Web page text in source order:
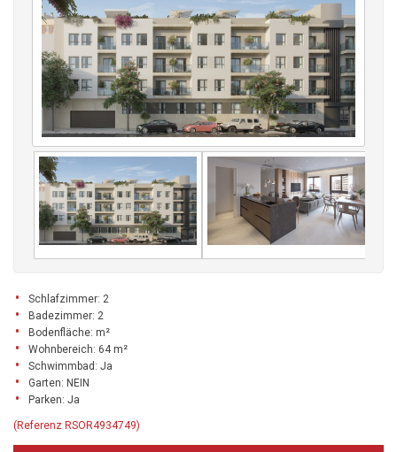
Schlafzimmer: 2
Badezimmer: 2
Bodenfläche: m²
Wohnbereich: 64 m²
Schwimmbad: Ja
Garten: NEIN
Parken: Ja
(Referenz RSOR4934749)